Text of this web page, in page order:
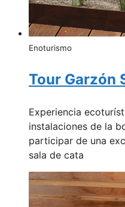
Enoturismo
Tour Garzón
Experiencia
instalaciones de la
participar de una
sala de cata